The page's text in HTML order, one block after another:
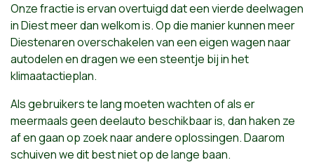
Onze fractie is ervan overtuigd dat een vierde deelwagen
in Diest meer dan welkom is. Op die manier kunnen meer
Diestenaren overschakelen van een eigen wagen naar
autodelen en dragen we een steentje bij in het
klimaatactieplan.
Als gebruikers te lang moeten wachten of als er
meermaals geen deelauto beschikbaar is, dan haken ze
af en gaan op zoek naar andere oplossingen. Daarom
schuiven we dit best niet op de lange baan.